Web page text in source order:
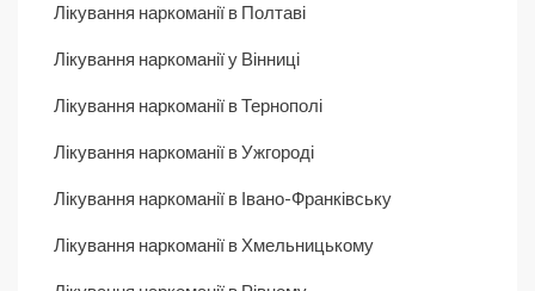
Лікування наркоманії в Полтаві
Лікування наркоманії у Вінниці
Лікування наркоманії в Тернополі
Лікування наркоманії в Ужгороді
Лікування наркоманії в Івано-Франківську
Лікування наркоманії в Хмельницькому